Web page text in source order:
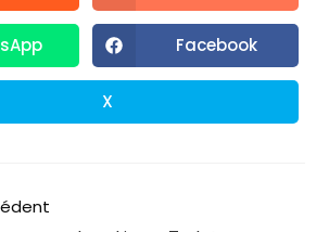
Facebook
X